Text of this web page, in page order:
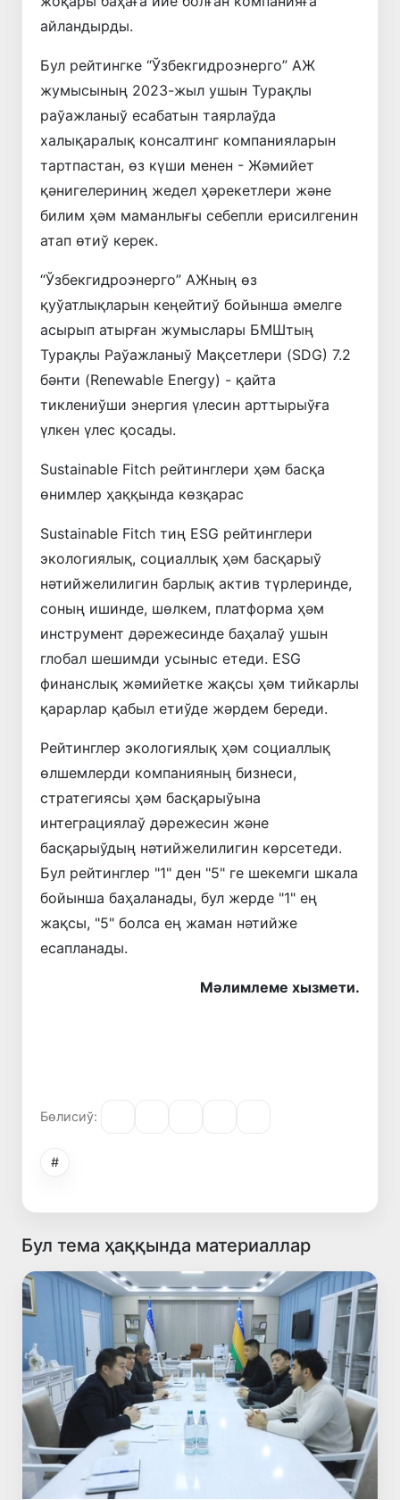
айландырды.
Бул рейтингке “Ўзбекгидроэнерго” АЖ
жумысының 2023-жыл ушын Турақлы
раўажланыў есабатын таярлаўда
халықаралық консалтинг компанияларын
тартпастан, өз күши менен - Жәмийет
қәнигелериниң жедел ҳәрекетлери және
билим ҳәм маманлығы себепли ерисилгенин
атап өтиў керек.
“Ўзбекгидроэнерго” АЖның өз
қуўатлықларын кеңейтиў бойынша әмелге
асырып атырған жумыслары БМШтың
Турақлы Раўажланыў Мақсетлери (SDG) 7.2
бәнти (Renewable Energy) - қайта
тиклениўши энергия үлесин арттырыўға
үлкен үлес қосады.
Sustainable Fitch рейтинглери ҳәм басқа
өнимлер ҳаққында көзқарас
Sustainable Fitch тиң ESG рейтинглери
экологиялық, социаллық ҳәм басқарыў
нәтийжелилигин барлық актив түрлеринде,
соның ишинде, шөлкем, платформа ҳәм
инструмент дәрежесинде баҳалаў ушын
глобал шешимди усыныс етеди. ESG
финанслық жәмийетке жақсы ҳәм тийкарлы
қарарлар қабыл етиўде жәрдем береди.
Рейтинглер экологиялық ҳәм социаллық
өлшемлерди компанияның бизнеси,
стратегиясы ҳәм басқарыўына
интеграциялаў дәрежесин және
басқарыўдың нәтийжелилигин көрсетеди.
Бул рейтинглер "1" ден "5" ге шекемги шкала
бойынша баҳаланады, бул жерде "1" ең
жақсы, "5" болса ең жаман нәтийже
есапланады.
Мәлимлеме хызмети.
Бөлисиў:
#
Бул тема ҳаққында материаллар